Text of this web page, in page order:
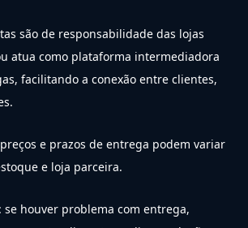
são de responsabilidade das lojas
atua como plataforma intermediadora
facilitando a conexão entre clientes,
e prazos de entrega podem variar
e loja parceira.
se houver problema com entrega,